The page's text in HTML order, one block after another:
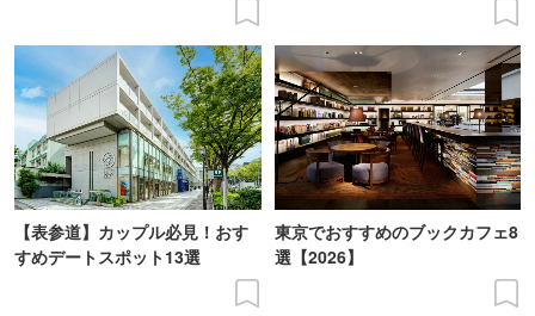
【表参道】カップル必見！おす
すめデートスポット13選
東京でおすすめのブックカフェ8
選【2026】